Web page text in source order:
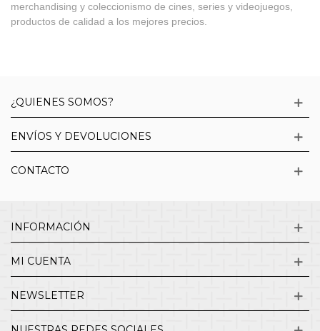
merchandising y coleccionismo de cines, series y videojuegos,
productos de calidad a los mejores precios.
¿QUIENES SOMOS?
ENVÍOS Y DEVOLUCIONES
CONTACTO
INFORMACIÓN
MI CUENTA
NEWSLETTER